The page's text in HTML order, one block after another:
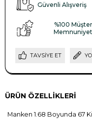
Güvenli Alışveriş
%100
TAVSIYE ET
ÜRÜN ÖZELLIKLERI
Manken 1.68 Boyunda 67